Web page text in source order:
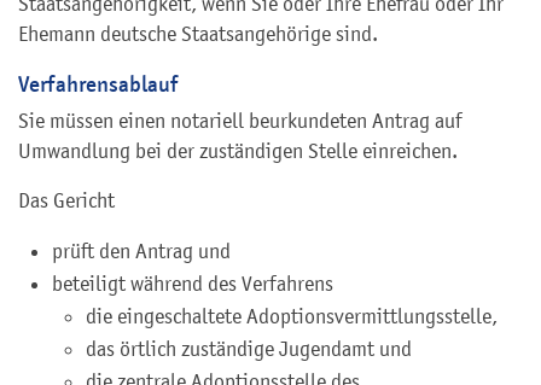
Ehemann deutsche Staatsangehörige sind.
Verfahrensablauf
Sie müssen einen notariell beurkundeten Antrag auf
Umwandlung bei der zuständigen Stelle einreichen.
Das Gericht
prüft den Antrag und
beteiligt während des Verfahrens
die eingeschaltete Adoptionsvermittlungsstelle,
das örtlich zuständige Jugendamt und